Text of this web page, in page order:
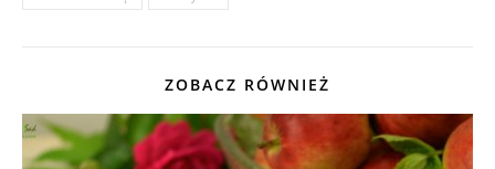
ZOBACZ RÓWNIEŻ